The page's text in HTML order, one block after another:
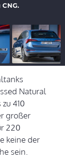
Natural
410
großer
220
keine der
sein.